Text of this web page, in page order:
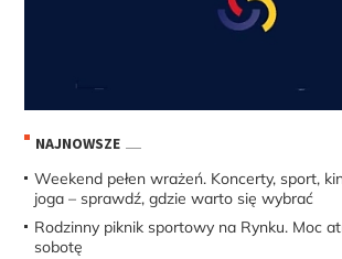
NAJNOWSZE
Weekend pełen wrażeń. Koncerty, sport,
joga – sprawdź, gdzie warto się wybrać
Rodzinny piknik sportowy na Rynku. Moc
sobotę